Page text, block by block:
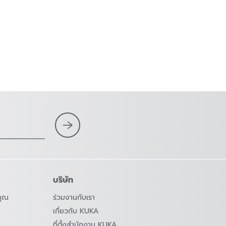
ณ
บริษัท
ร่วมงานกับเรา
เกี่ยวกับ KUKA